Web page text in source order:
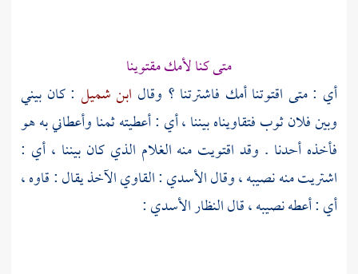
متى كنا لأمك مقتوينا
أي : متى اقتوتنا أمك فاشترتنا ؟ وقال ابن شميل : كان بيني
وبين فلان ثوب فتقاويناه بيننا ، أي : أعطيته ثمنا وأعطاني به هو
فأخذه أحدنا . وقد اقتويت منه الغلام الذي كان بيننا ، أي :
اشتريت منه نصيبه ، وقال الأسدي : القاوي الآخذ يقال : قاوه ،
أي : أعطه نصيبه ، قالالنظار الأسدي: